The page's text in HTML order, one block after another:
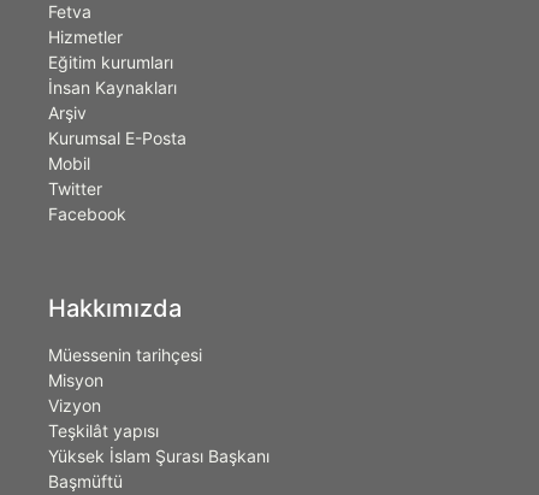
Fetva
Hizmetler
Eğitim kurumları
İnsan Kaynakları
Arşiv
Kurumsal E-Posta
Mobil
Twitter
Facebook
Hakkımızda
Müessenin tarihçesi
Misyon
Vizyon
Teşkilât yapısı
Yüksek İslam Şurası Başkanı
Başmüftü